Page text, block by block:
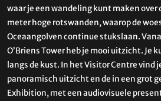
waar je een wandeling kunt maken
meter hoge rotswanden, waarop de
Oceaangolven continue stukslaan.
O’Briens Tower heb je mooi uitzicht. Je
langs de kust. In het Visitor Centre vind
panoramisch uitzicht en de in een grot
Exhibition, met een audiovisuele